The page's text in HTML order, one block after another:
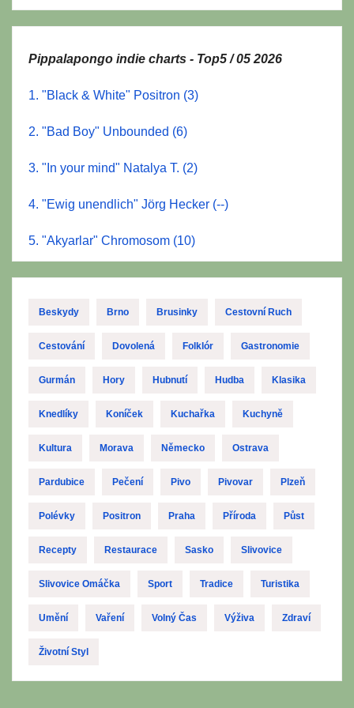
Pippalapongo indie charts - Top5 / 05 2026
1. "Black & White" Positron (3)
2. "Bad Boy" Unbounded (6)
3. "In your mind" Natalya T. (2)
4. "Ewig unendlich" Jörg Hecker (--)
5. "Akyarlar" Chromosom (10)
Beskydy Brno Brusinky Cestovní Ruch
Cestování Dovolená Folklór Gastronomie
Gurmán Hory Hubnutí Hudba Klasika
Knedlíky Koníček Kuchařka Kuchyně
Kultura Morava Německo Ostrava
Pardubice Pečení Pivo Pivovar Plzeň
Polévky Positron Praha Příroda Půst
Recepty Restaurace Sasko Slivovice
Slivovice Omáčka Sport Tradice Turistika
Umění Vaření Volný Čas Výživa Zdraví
Životní Styl